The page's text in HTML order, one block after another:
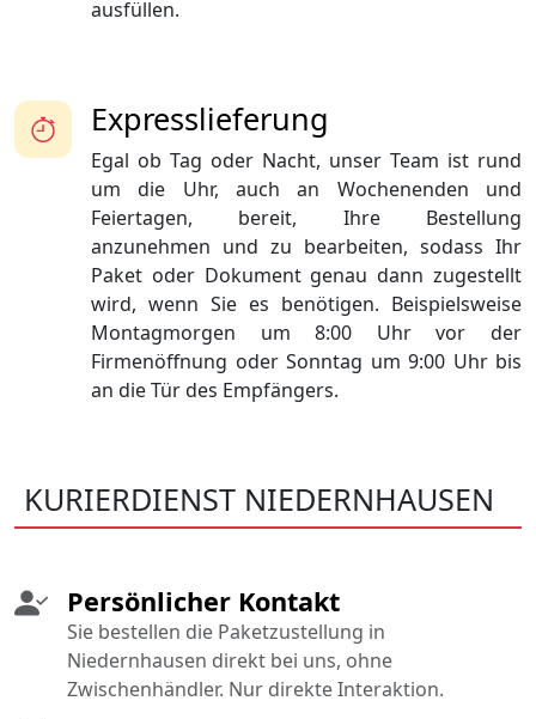
ausfüllen.
Expresslieferung
Egal ob Tag oder Nacht, unser Team ist rund
um die Uhr, auch an Wochenenden und
Feiertagen, bereit, Ihre Bestellung
anzunehmen und zu bearbeiten, sodass Ihr
Paket oder Dokument genau dann zugestellt
wird, wenn Sie es benötigen. Beispielsweise
Montagmorgen um 8:00 Uhr vor der
Firmenöffnung oder Sonntag um 9:00 Uhr bis
an die Tür des Empfängers.
KURIERDIENST NIEDERNHAUSEN
Persönlicher Kontakt
Sie bestellen die Paketzustellung in
Niedernhausen direkt bei uns, ohne
Zwischenhändler. Nur direkte Interaktion.